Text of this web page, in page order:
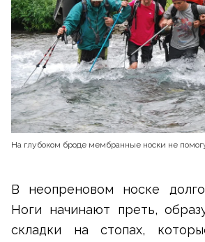
На глубоком броде мембранные носки не
В неопреновом носке
Ноги начинают преть,
складки на стопах,